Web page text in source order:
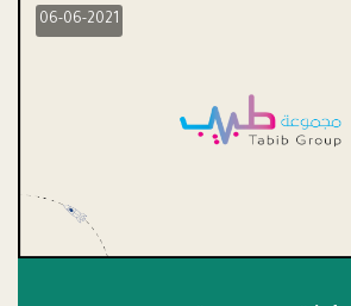
06-06-2021